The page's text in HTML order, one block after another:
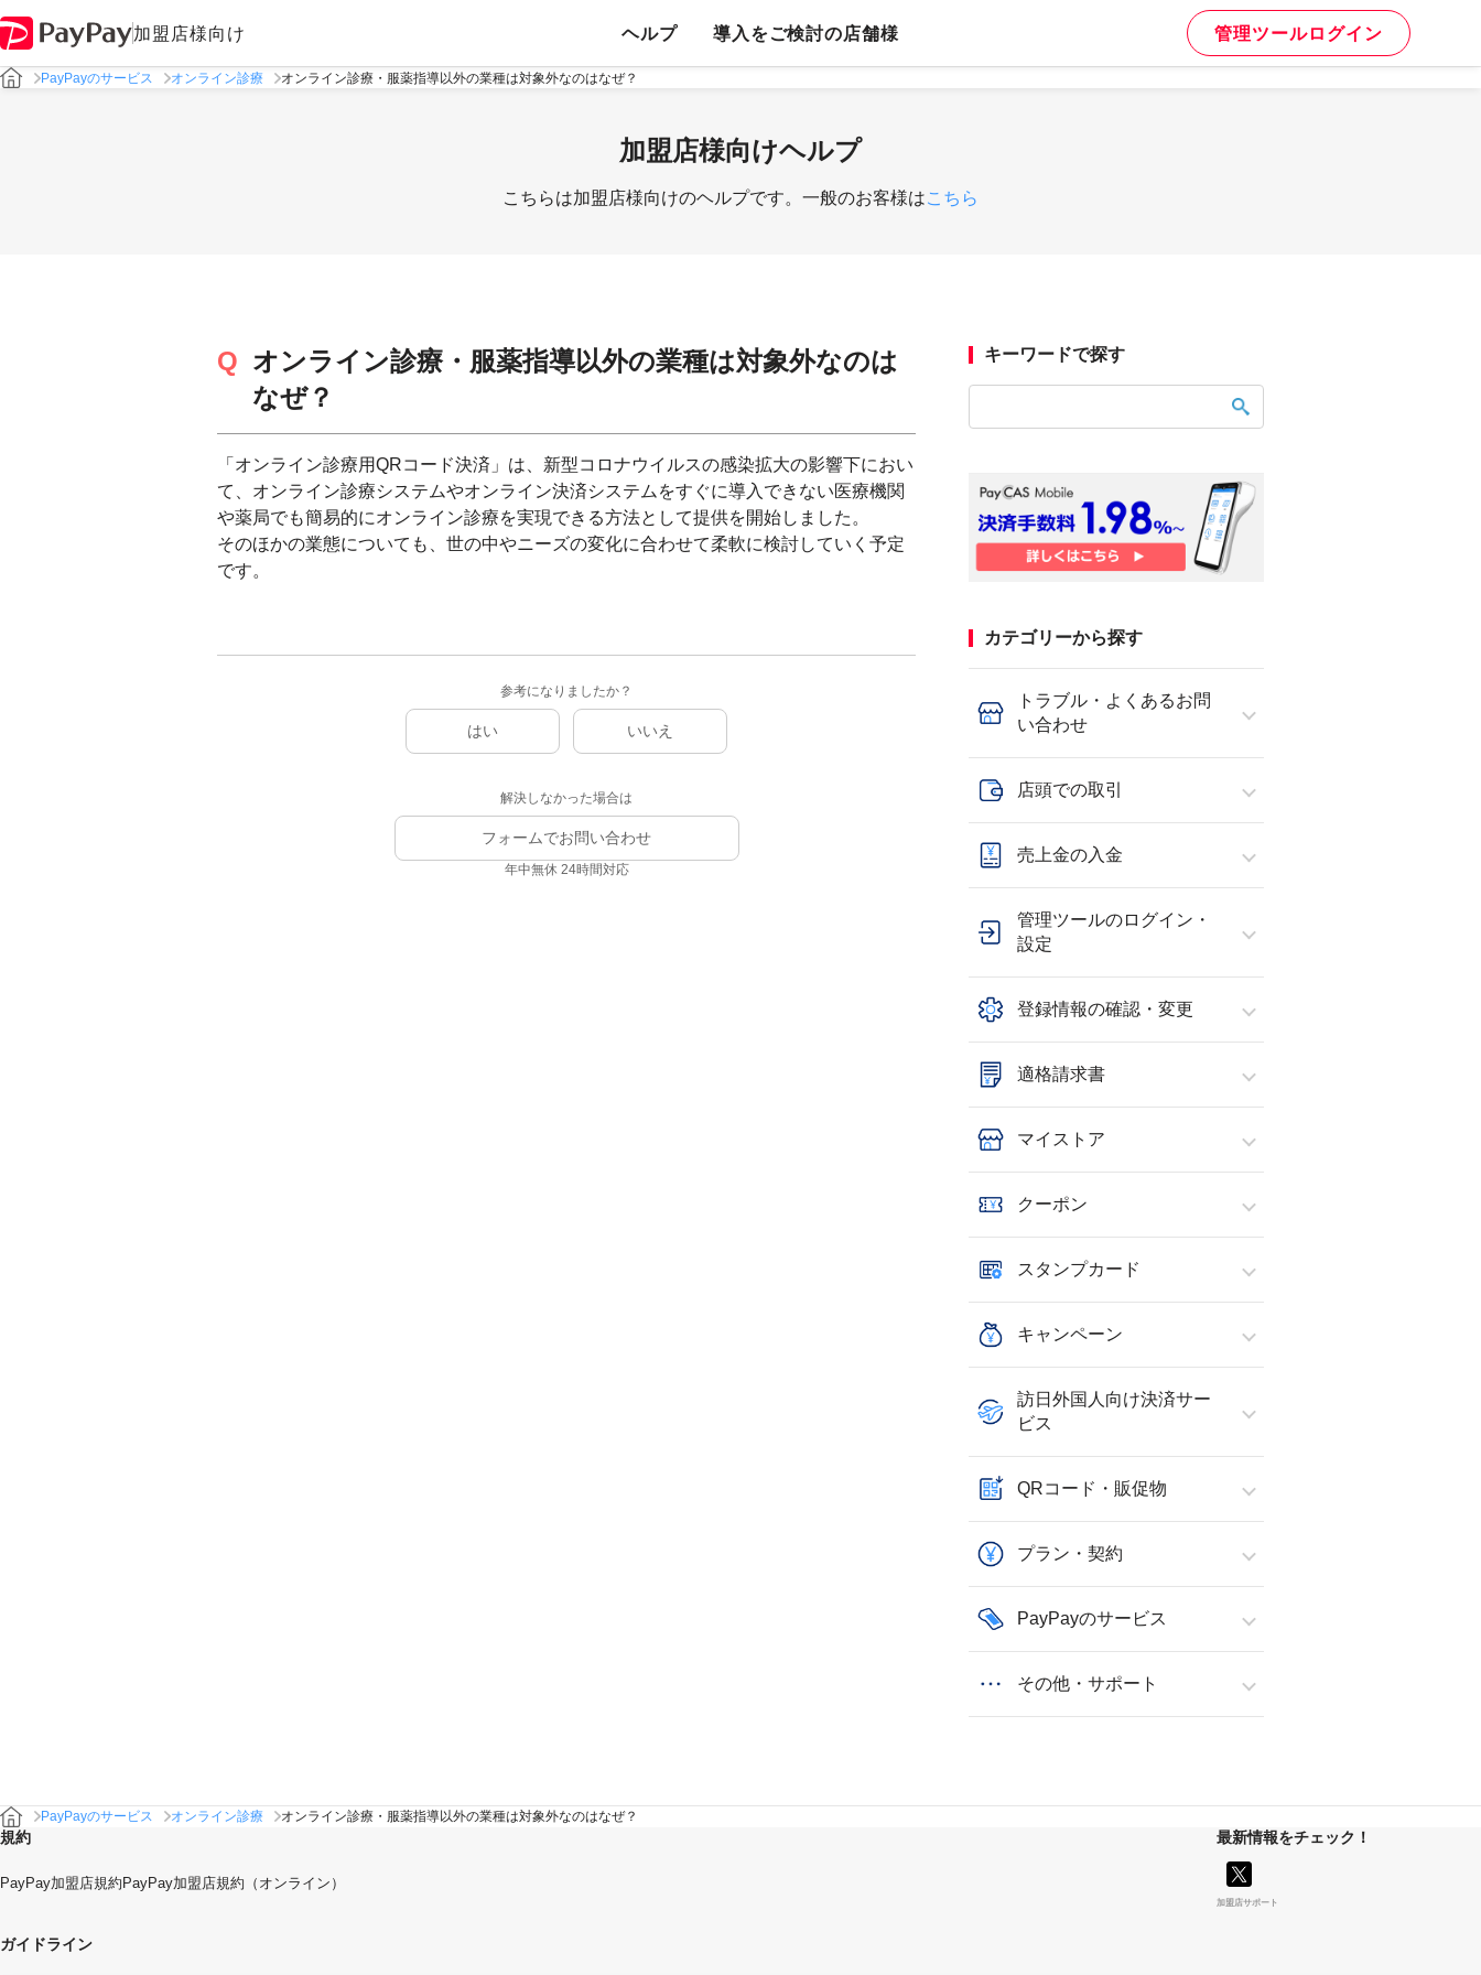
加盟店様向け ヘルプ 導入をご検討の店舗様 管理ツールログイン
PayPayのサービス オンライン診療 オンライン診療・服薬指導以外の業種は対象外なのはなぜ？
加盟店様向けヘルプ
こちらは加盟店様向けのヘルプです。一般のお客様はこちら
オンライン診療・服薬指導以外の業種は対象外なのは
なぜ？
「オンライン診療用QRコード決済」は、新型コロナウイルスの感染拡大の影響下におい
て、オンライン診療システムやオンライン決済システムをすぐに導入できない医療機関
や薬局でも簡易的にオンライン診療を実現できる方法として提供を開始しました。
そのほかの業態についても、世の中やニーズの変化に合わせて柔軟に検討していく予定
です。
参考になりましたか？
はい いいえ
解決しなかった場合は
フォームでお問い合わせ
年中無休 24時間対応
キーワードで探す
カテゴリーから探す
トラブル・よくあるお問
い合わせ
店頭での取引
売上金の入金
管理ツールのログイン・
設定
登録情報の確認・変更
適格請求書
マイストア
クーポン
スタンプカード
キャンペーン
訪日外国人向け決済サー
ビス
QRコード・販促物
プラン・契約
PayPayのサービス
その他・サポート
PayPayのサービス オンライン診療 オンライン診療・服薬指導以外の業種は対象外なのはなぜ？
規約
PayPay加盟店規約 PayPay加盟店規約（オンライン）
ガイドライン
最新情報をチェック！
加盟店サポート